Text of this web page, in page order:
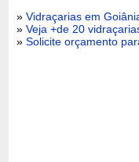
»Vidraçarias em
»Veja +de 20
»Solicite orçamento